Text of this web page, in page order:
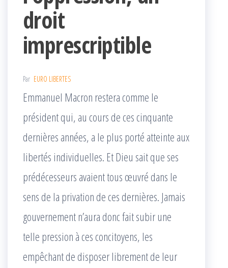
droit
imprescriptible
Par EURO LIBERTES
Emmanuel Macron restera comme le
président qui, au cours de ces cinquante
dernières années, a le plus porté atteinte aux
libertés individuelles. Et Dieu sait que ses
prédécesseurs avaient tous œuvré dans le
sens de la privation de ces dernières. Jamais
gouvernement n’aura donc fait subir une
telle pression à ces concitoyens, les
empêchant de disposer librement de leur